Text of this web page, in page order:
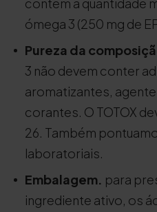
ómega 3 (250 mg de
Pureza da
3 não devem conter
aromatizantes,
corantes. O TOTOX
26. Também
laboratoriais.
Embalagem. para
ingrediente ativo, os